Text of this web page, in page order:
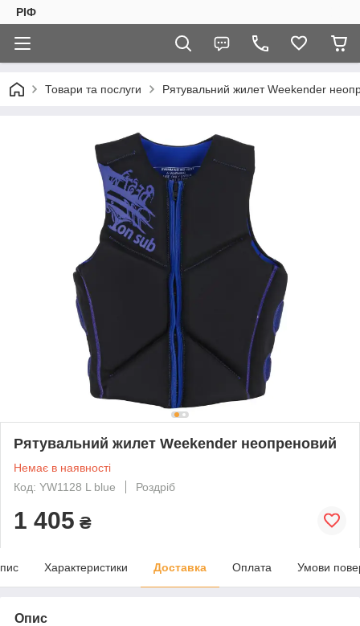
РІФ
Товари та послуги Рятувальний жилет Weekender
Рятувальний жилет Weekender неопреновий
Немає в наявності
Код: YW1128 L blue
Роздріб
1 405 ₴
Характеристики Доставка Оплата Умови
Опис